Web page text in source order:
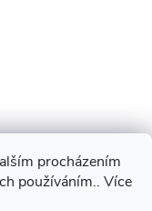
procházením
používáním.. Více